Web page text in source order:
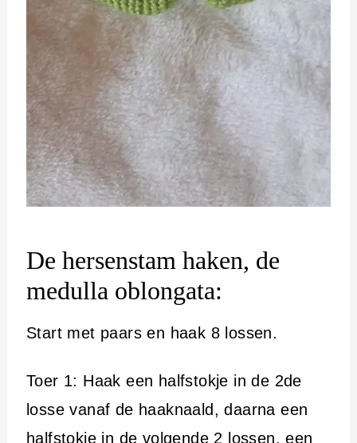
De hersenstam haken, de
medulla oblongata:
Start met paars en haak 8 lossen.
Toer 1: Haak een halfstokje in de 2de
losse vanaf de haaknaald, daarna een
halfstokje in de volgende 2 lossen, een